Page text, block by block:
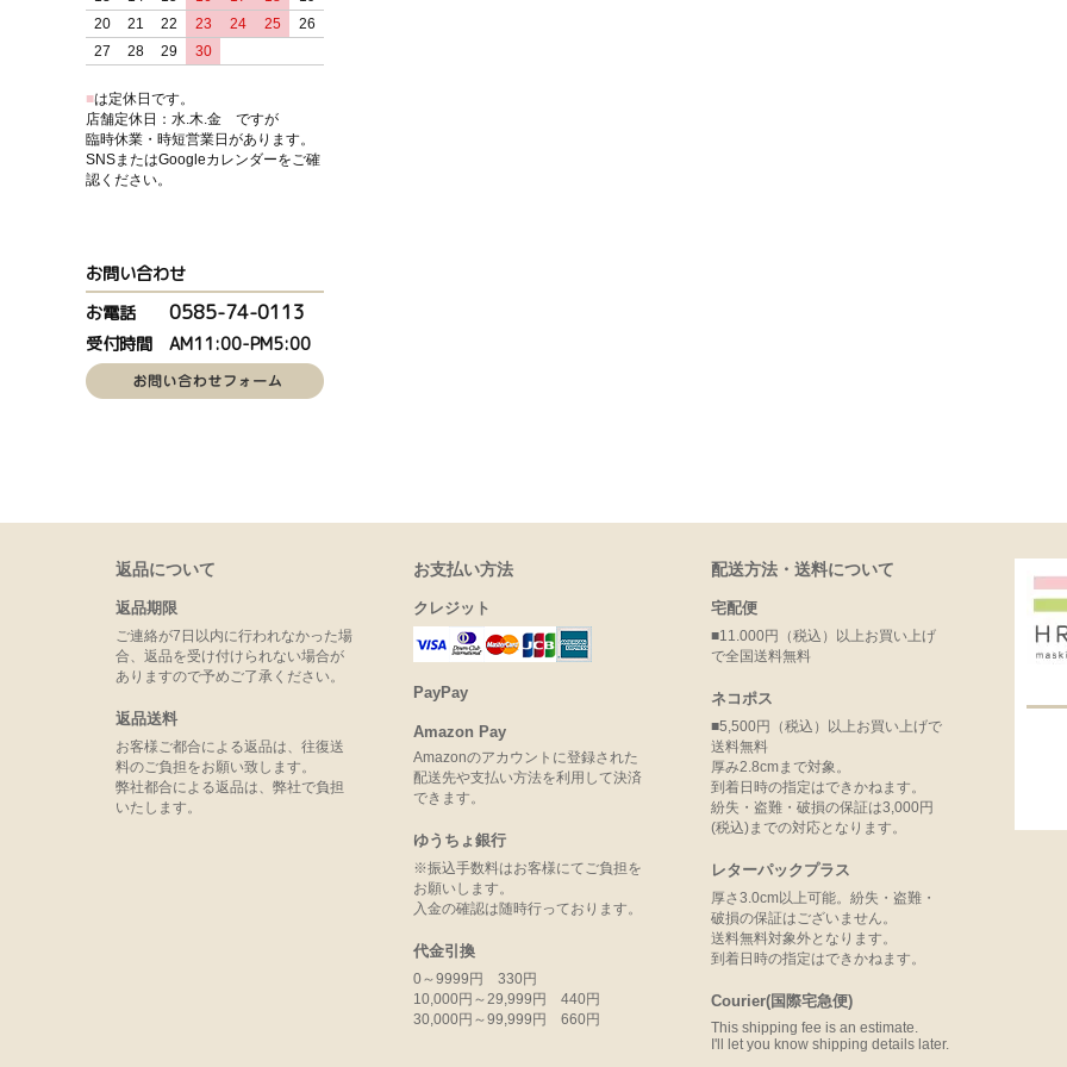
20
21 22 23 24 25
26
27
28 29 30
■は定休日です。
店舗定休日：水.木.金 ですが
臨時休業・時短営業日があります。
SNSまたはGoogleカレンダーをご確
認ください。
お問い合わせ
お電話 0585-74-0113
受付時間 AM11:00-PM5:00
返品について
返品期限
ご連絡が7日以内に行われなかった場
合、返品を受け付けられない場合が
ありますので予めご了承ください。
返品送料
お客様ご都合による返品は、往復送
料のご負担をお願い致します。
弊社都合による返品は、弊社で負担
いたします。
お支払い方法
クレジット
PayPay
Amazon Pay
Amazonのアカウントに登録された
配送先や支払い方法を利用して決済
できます。
ゆうちょ銀行
※振込手数料はお客様にてご負担を
お願いします。
入金の確認は随時行っております。
代金引換
0～9999円 330円
10,000円～29,999円 440円
30,000円～99,999円 660円
配送方法・送料について
宅配便
■11.000円（税込）以上お買い上げ
で全国送料無料
ネコポス
■5,500円（税込）以上お買い上げで
送料無料
厚み2.8cmまで対象。
到着日時の指定はできかねます。
紛失・盗難・破損の保証は3,000円
(税込)までの対応となります。
レターパックプラス
厚さ3.0cm以上可能。紛失・盗難・
破損の保証はございません。
送料無料対象外となります。
到着日時の指定はできかねます。
Courier(国際宅急便)
This shipping fee is an estimate.
I'll let you know shipping details later.